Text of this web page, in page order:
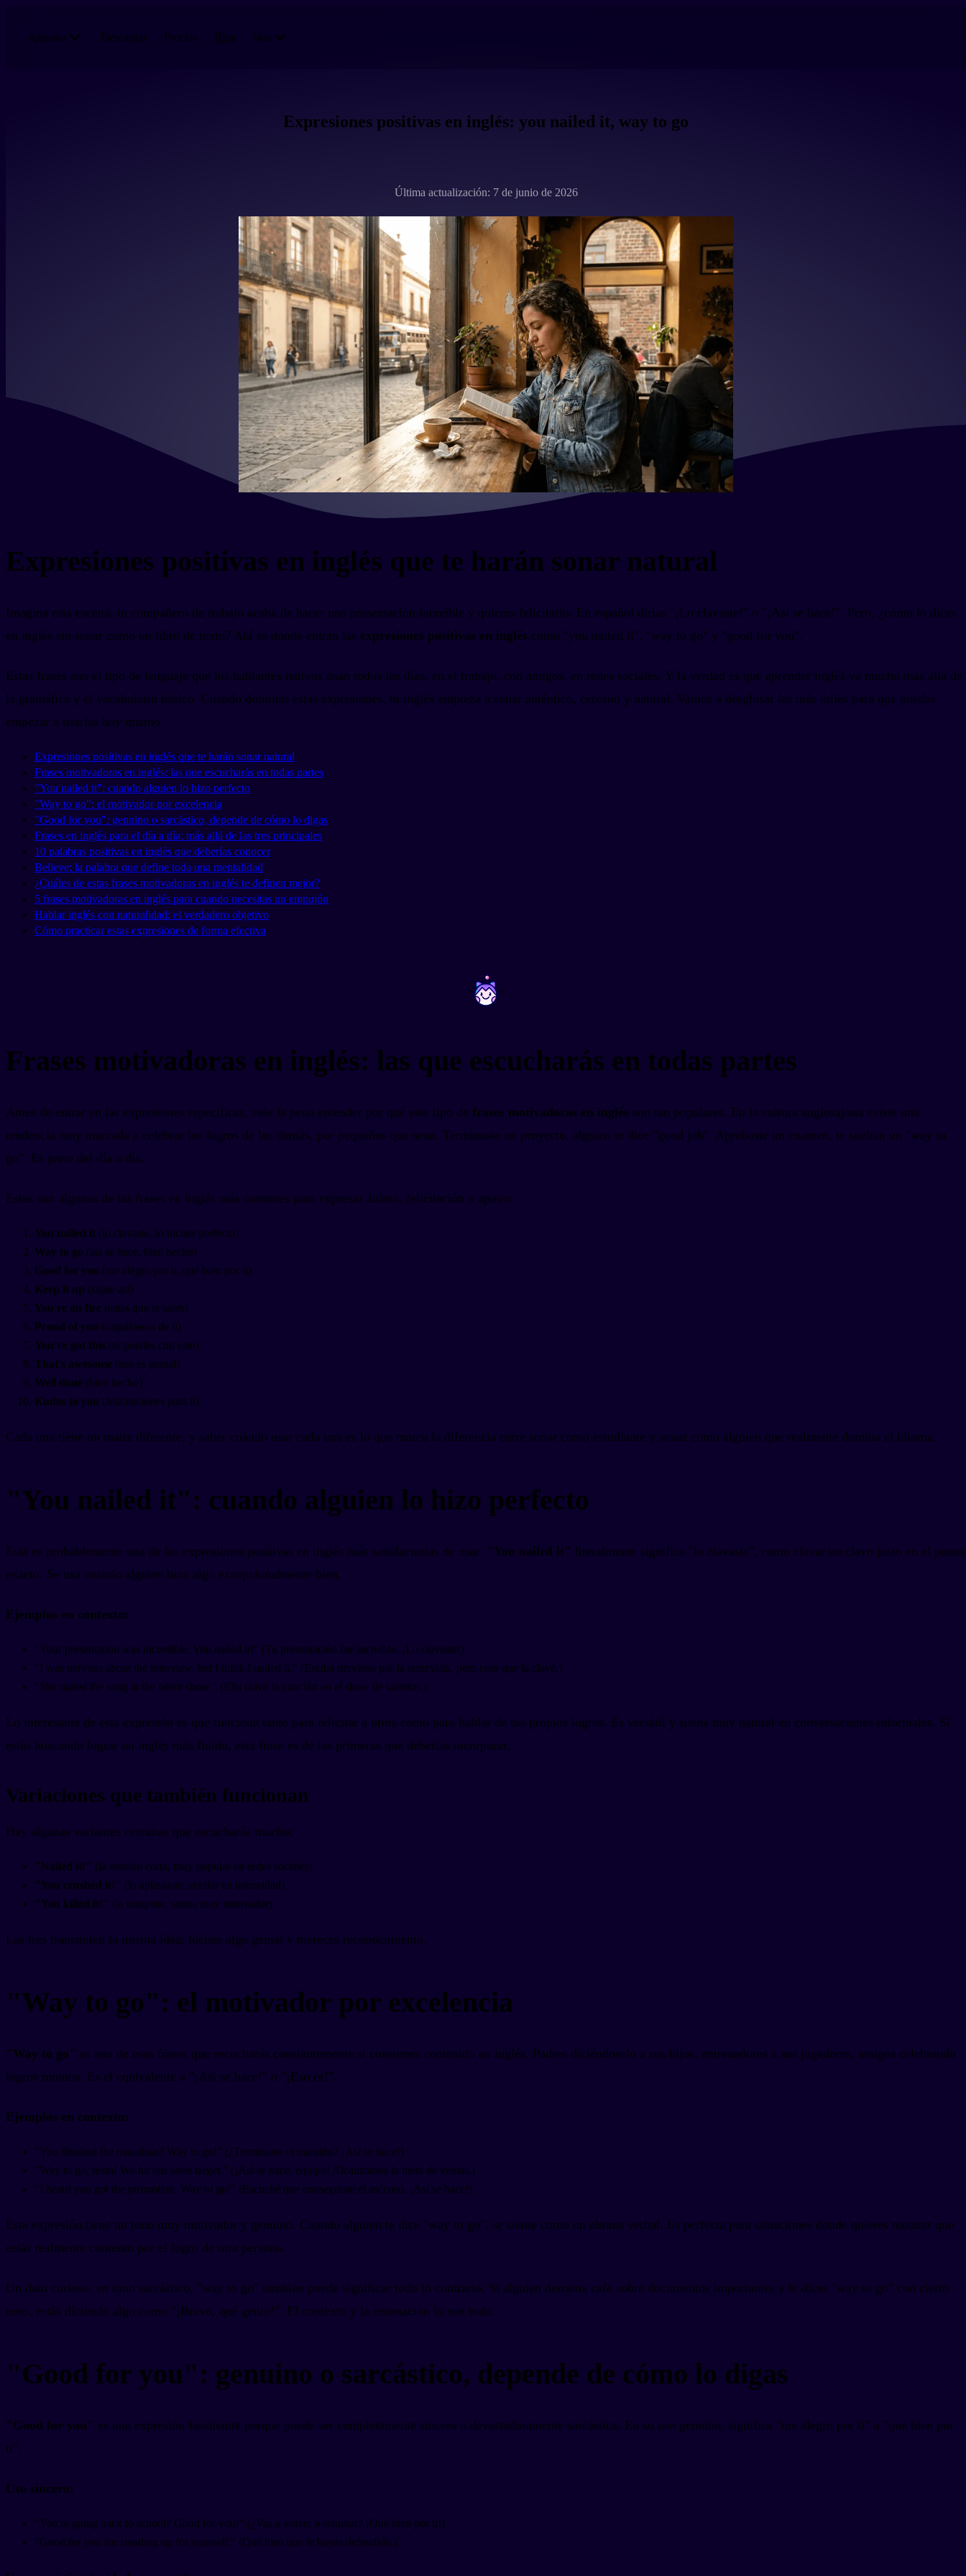
Aprender Descargar Precios Blog Más
Expresiones positivas en inglés: you nailed it, way to go
Última actualización: 7 de junio de 2026
Expresiones positivas en inglés que te harán sonar natural
Imagina esta escena: tu compañero de trabajo acaba de hacer una presentación increíble y quieres felicitarlo. En español dirías "¡Lo clavaste!" o "¡Así se hace!". Pero, ¿cómo lo dices
en inglés sin sonar como un libro de texto? Ahí es donde entran las expresiones positivas en inglés como "you nailed it", "way to go" y "good for you".
Estas frases son el tipo de lenguaje que los hablantes nativos usan todos los días, en el trabajo, con amigos, en redes sociales. Y la verdad es que aprender inglés va mucho más allá de
la gramática y el vocabulario básico. Cuando dominas estas expresiones, tu inglés empieza a sonar auténtico, cercano y natural. Vamos a desglosar las más útiles para que puedas
empezar a usarlas hoy mismo.
Expresiones positivas en inglés que te harán sonar natural
Frases motivadoras en inglés: las que escucharás en todas partes
"You nailed it": cuando alguien lo hizo perfecto
"Way to go": el motivador por excelencia
"Good for you": genuino o sarcástico, depende de cómo lo digas
Frases en inglés para el día a día: más allá de las tres principales
10 palabras positivas en inglés que deberías conocer
Believe: la palabra que define toda una mentalidad
¿Cuáles de estas frases motivadoras en inglés te definen mejor?
5 frases motivadoras en inglés para cuando necesitas un empujón
Hablar inglés con naturalidad: el verdadero objetivo
Cómo practicar estas expresiones de forma efectiva
~ ~
Frases motivadoras en inglés: las que escucharás en todas partes
Antes de entrar en las expresiones específicas, vale la pena entender por qué este tipo de frases motivadoras en inglés son tan populares. En la cultura anglosajona existe una
tendencia muy marcada a celebrar los logros de los demás, por pequeños que sean. Terminaste un proyecto, alguien te dice "good job". Aprobaste un examen, te sueltan un "way to
go". Es parte del día a día.
Estas son algunas de las frases en inglés más comunes para expresar ánimo, felicitación o apoyo:
You nailed it (lo clavaste, lo hiciste perfecto)
Way to go (así se hace, bien hecho)
Good for you (me alegro por ti, qué bien por ti)
Keep it up (sigue así)
You're on fire (estás que te sales)
Proud of you (orgulloso/a de ti)
You've got this (tú puedes con esto)
That's awesome (eso es genial)
Well done (bien hecho)
Kudos to you (felicitaciones para ti)
Cada una tiene un matiz diferente, y saber cuándo usar cada una es lo que marca la diferencia entre sonar como estudiante y sonar como alguien que realmente domina el idioma.
"You nailed it": cuando alguien lo hizo perfecto
Esta es probablemente una de las expresiones positivas en inglés más satisfactorias de usar. "You nailed it" literalmente significa "lo clavaste", como clavar un clavo justo en el punto
exacto. Se usa cuando alguien hizo algo excepcionalmente bien.
Ejemplos en contexto:
"Your presentation was incredible. You nailed it!" (Tu presentación fue increíble. ¡Lo clavaste!)
"I was nervous about the interview, but I think I nailed it." (Estaba nervioso por la entrevista, pero creo que la clavé.)
"She nailed the song at the talent show." (Ella clavó la canción en el show de talentos.)
Lo interesante de esta expresión es que funciona tanto para felicitar a otros como para hablar de tus propios logros. Es versátil y suena muy natural en conversaciones informales. Si
estás buscando lograr un inglés más fluido, esta frase es de las primeras que deberías incorporar.
Variaciones que también funcionan
Hay algunas variantes cercanas que escucharás mucho:
"Nailed it!" (la versión corta, muy popular en redes sociales)
"You crushed it!" (lo aplastaste, similar en intensidad)
"You killed it!" (la rompiste, suena muy motivador)
Las tres transmiten la misma idea: hiciste algo genial y mereces reconocimiento.
"Way to go": el motivador por excelencia
"Way to go" es una de esas frases que escucharás constantemente si consumes contenido en inglés. Padres diciéndoselo a sus hijos, entrenadores a sus jugadores, amigos celebrando
logros mutuos. Es el equivalente a "¡Así se hace!" o "¡Eso es!".
Ejemplos en contexto:
"You finished the marathon? Way to go!" (¿Terminaste el maratón? ¡Así se hace!)
"Way to go, team! We hit our sales target." (¡Así se hace, equipo! Alcanzamos la meta de ventas.)
"I heard you got the promotion. Way to go!" (Escuché que conseguiste el ascenso. ¡Así se hace!)
Esta expresión tiene un tono muy motivador y genuino. Cuando alguien te dice "way to go", se siente como un abrazo verbal. Es perfecta para situaciones donde quieres mostrar que
estás realmente contento por el logro de otra persona.
Un dato curioso: en tono sarcástico, "way to go" también puede significar todo lo contrario. Si alguien derrama café sobre documentos importantes y le dices "way to go" con cierto
tono, estás diciendo algo como "¡Bravo, qué genio!". El contexto y la entonación lo son todo.
"Good for you": genuino o sarcástico, depende de cómo lo digas
"Good for you" es una expresión fascinante porque puede ser completamente sincera o devastadoramente sarcástica. En su uso genuino, significa "me alegro por ti" o "qué bien por
ti".
Uso sincero:
"You're going back to school? Good for you!" (¿Vas a volver a estudiar? ¡Qué bien por ti!)
"Good for you for standing up for yourself." (Qué bien que te hayas defendido.)